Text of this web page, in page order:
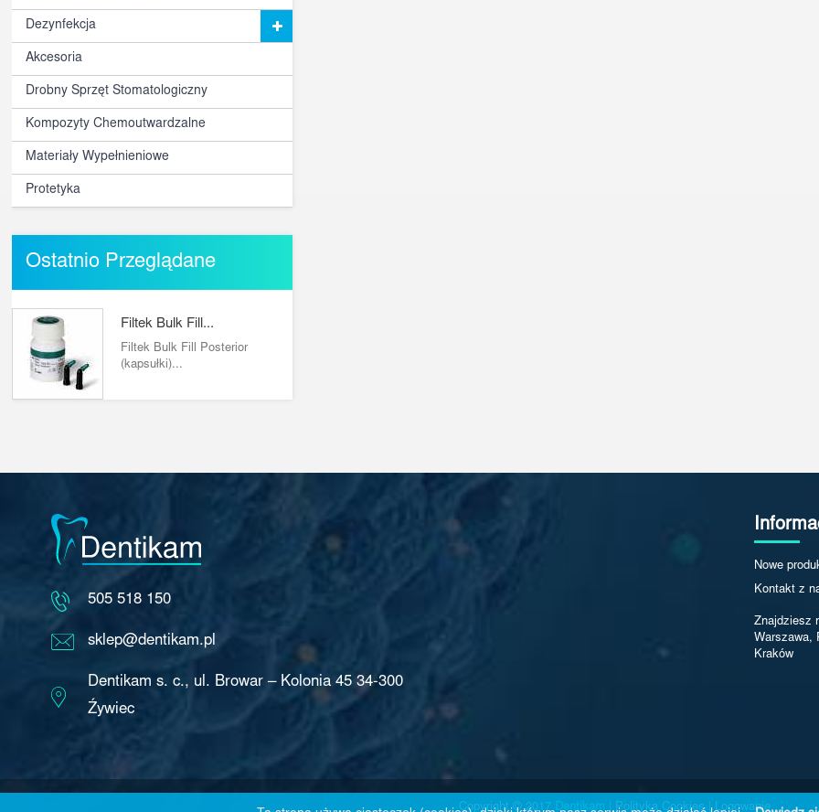
Dezynfekcja
Akcesoria
Drobny Sprzęt Stomatologiczny
Kompozyty Chemoutwardzalne
Materiały Wypełnieniowe
Protetyka
Ostatnio Przeglądane
Filtek Bulk Fill...
Filtek Bulk Fill Posterior
(kapsułki)...
505 518 150
sklep@dentikam.pl
Dentikam s. c., ul. Browar – Kolonia 45 34-300
Źywiec
Nowe
Kontakt z
Znajdziesz
Warszawa,
Kraków
Copyright © 2017Dentikam |Polityka Cookies |Logowanie